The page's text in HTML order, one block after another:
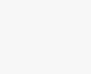
€.